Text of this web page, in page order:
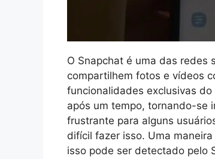
O Snapchat é uma das redes
compartilhem fotos e vídeos
funcionalidades exclusivas
após um tempo, tornando-se
frustrante para alguns
difícil fazer isso. Uma
isso pode ser detectado pelo